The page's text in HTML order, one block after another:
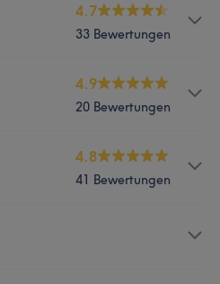
4.7
33 Bewertungen
4.9
20 Bewertungen
4.8
41 Bewertungen